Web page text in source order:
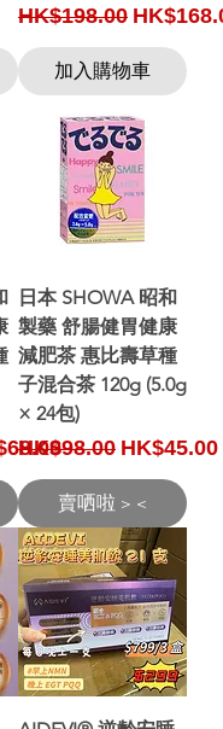
Regular Price
HK$198.00 Sale Price
加入購物車
Price
日本 SHOWA 昭和
製藥 舒腸健胃健康
減肥茶 惠比壽草種
子混合茶 120g (5.0g
× 24包)
Regular Price
HK$98.00 Sale Price
HK$45.00
賣哂啦 > <